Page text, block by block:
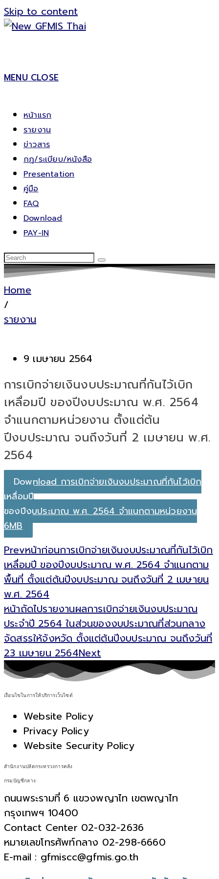
Skip to content
MENU CLOSE
หน้าแรก
รายงาน
ข่าวสาร
กฎ/ระเบียบ/หนังสือ
Presentation
คู่มือ
FAQ
Download
PAY-IN
Home
/
รายงาน
9 เมษายน 2564
การเบิกจ่ายเงินงบประมาณที่กันไว้เบิก
เหลื่อมปี ของปีงบประมาณ พ.ศ. 2564
จำแนกตามหน่วยงาน ตั้งแต่ต้น
ปีงบประมาณ จนถึงวันที่ 2 เมษายน พ.ศ.
2564
Download การเบิกจ่ายเงินงบประมาณที่กันไว้เบิก
เหลื่อมปี
ของปีงบประมาณ พ.ศ. 2564 จำแนกตามหน่วยงาน
6MB
Prevหน้าก่อนการเบิกจ่ายเงินงบประมาณที่กันไว้เบิก
เหลื่อมปี ของปีงบประมาณ พ.ศ. 2564 จำแนกตาม
พื้นที่ ตั้งแต่ต้นปีงบประมาณ จนถึงวันที่ 2 เมษายน
พ.ศ. 2564
หน้าถัดไปรายงานผลการเบิกจ่ายเงินงบประมาณ
ประจำปี 2564 ในส่วนของงบประมาณที่ส่วนกลาง
จัดสรรให้จังหวัด ตั้งแต่ต้นปีงบประมาณ จนถึงวันที่
23 เมษายน 2564Next
เงื่อนไขในการให้บริการเว็บไซต์
Website Policy
Privacy Policy
Website Security Policy
สำนักงานปลัดกระทรวงการคลัง
กรมบัญชีกลาง
ถนนพระรามที่ 6 แขวงพญาไท เขตพญาไท
กรุงเทพฯ 10400
Contact Center 02-032-2636
หมายเลขโทรศัพท์กลาง 02-298-6660
E-mail : gfmiscc@gfmis.go.th